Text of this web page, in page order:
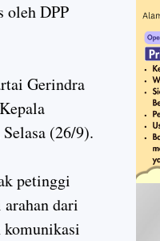
oleh DPP
Gerindra
(26/9).
petinggi
dari